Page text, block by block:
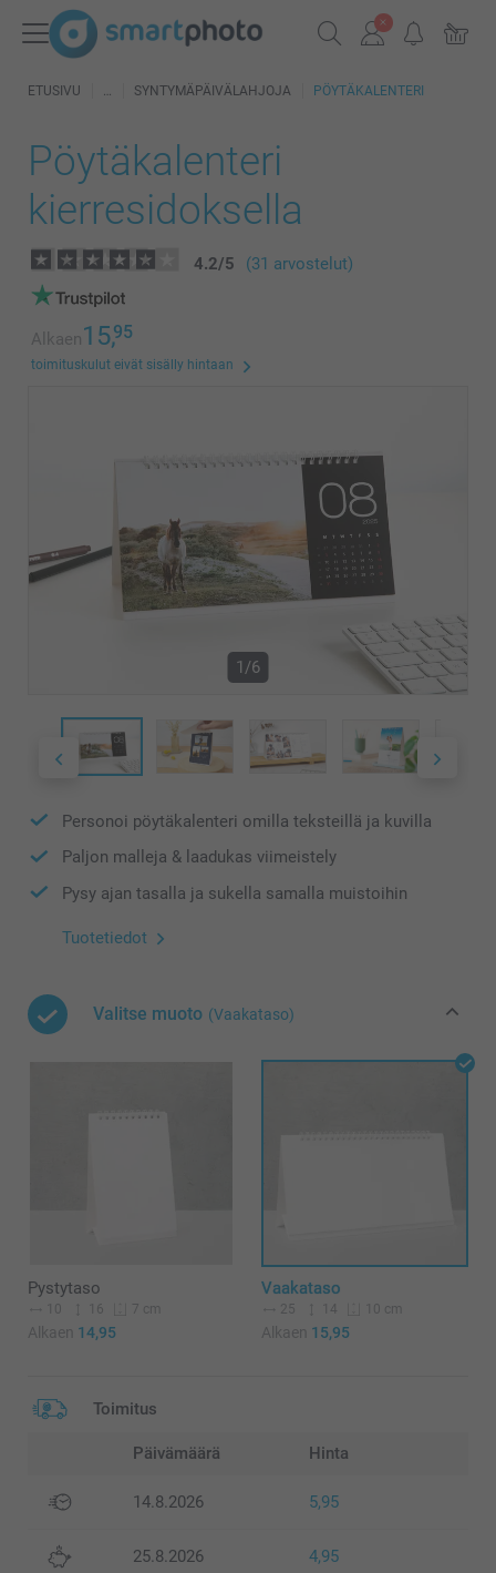
ETUSIVU SYNTYMÄPÄIVÄLAHJOJA PÖYTÄKALENTERI
Pöytäkalenteri
kierresidoksella
4.2/5 (31 arvostelut)
Alkaen15,95
toimituskulut eivät sisälly hintaan
1/6
Personoi pöytäkalenteri omilla teksteillä ja kuvilla
Paljon malleja & laadukas viimeistely
Pysy ajan tasalla ja sukella samalla muistoihin
Tuotetiedot
Valitse muoto (Vaakataso)
Pystytaso
10 16 7 cm
Alkaen 14,95
Vaakataso
25 14 10 cm
Alkaen 15,95
Toimitus
Päivämäärä Hinta
14.8.2026 5,95
25.8.2026 4,95